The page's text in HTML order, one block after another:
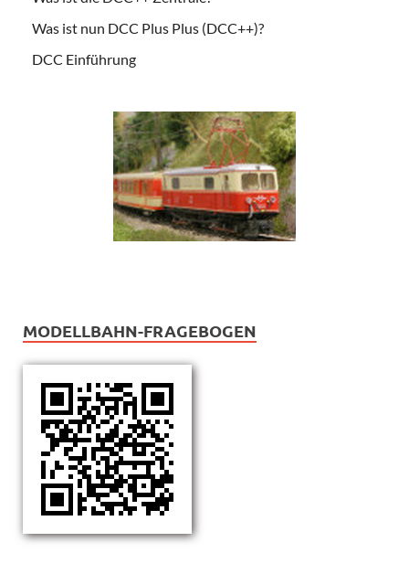
Was ist nun DCC Plus Plus (DCC++)?
DCC Einführung
MODELLBAHN-FRAGEBOGEN